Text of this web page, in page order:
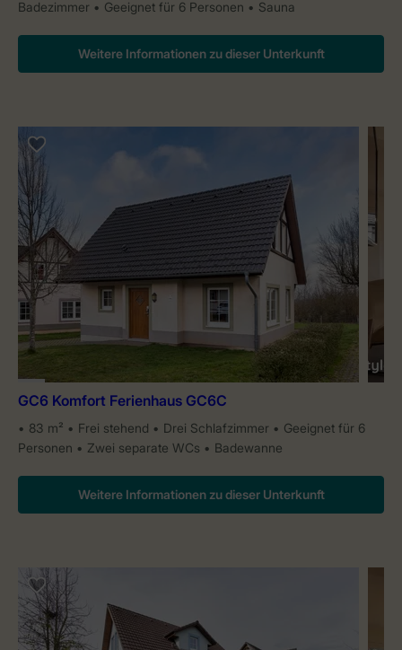
Badezimmer Geeignet für 6 Personen Sauna
Weitere Informationen zu dieser Unterkunft
GC6 Komfort Ferienhaus GC6C
83 m² Frei stehend Drei Schlafzimmer
Geeignet für 6
Personen
Zwei separate WCs Badewanne
Weitere Informationen zu dieser Unterkunft